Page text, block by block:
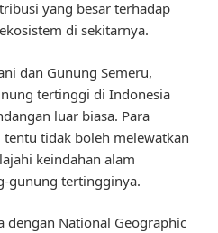
yang besar terhadap
di sekitarnya.
dan Gunung Semeru,
tertinggi di Indonesia
luar biasa. Para
tidak boleh melewatkan
keindahan alam
gunung tertingginya.
dengan National Geographic